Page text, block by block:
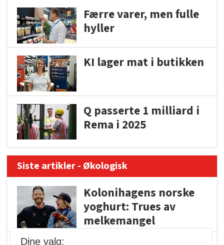
Færre varer, men fulle
hyller
KI lager mat i butikken
Q passerte 1 milliard i
Rema i 2025
Siste artikler - Økologisk
Kolonihagens norske
yoghurt: Trues av
melkemangel
Dine valg: